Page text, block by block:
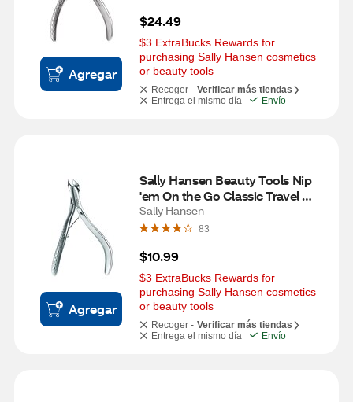
Agregar
$24.49
$3 ExtraBucks Rewards for
purchasing Sally Hansen cosmetics
or beauty tools
Recoger - Verificar más tiendas
Entrega el mismo día
Envío
Agregar
Sally Hansen Beauty Tools Nip
'em On the Go Classic Travel
Nipper
Sally Hansen
83
$10.99
$3 ExtraBucks Rewards for
purchasing Sally Hansen cosmetics
or beauty tools
Recoger - Verificar más tiendas
Entrega el mismo día
Envío